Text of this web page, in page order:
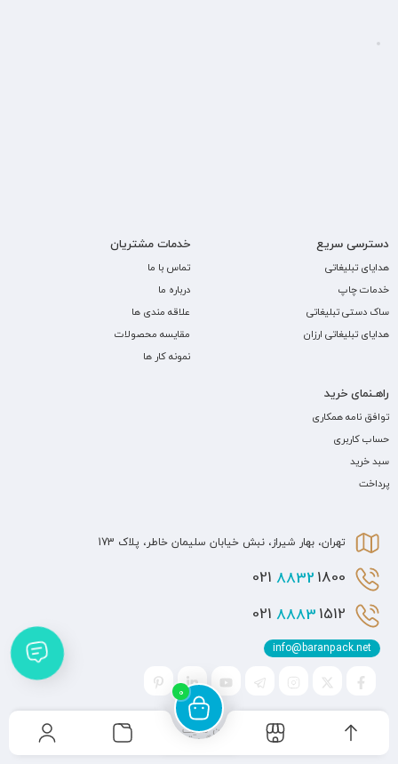
0
دسترسی سریع
هدایای تبلیغاتی
خدمات چاپ
ساک دستی تبلیغاتی
هدایای تبلیغاتی ارزان
خدمات مشتریان
تماس با ما
درباره ما
علاقه مندی ها
مقایسه محصولات
نمونه کار ها
راهـنمای خرید
توافق نامه همکاری
حساب کاربری
سبد خرید
پرداخت
تهران، بهار شیراز، نبش خیابان سلیمان خاطر، پلاک 173
8832 1800 021
8883 1512 021
info@baranpack.net
کلیه حقوق مادی و معنوی برای این سایت محفوظ می
باشد و هرگونه کپی برداری شامل پیگرد قانونی می باشد.